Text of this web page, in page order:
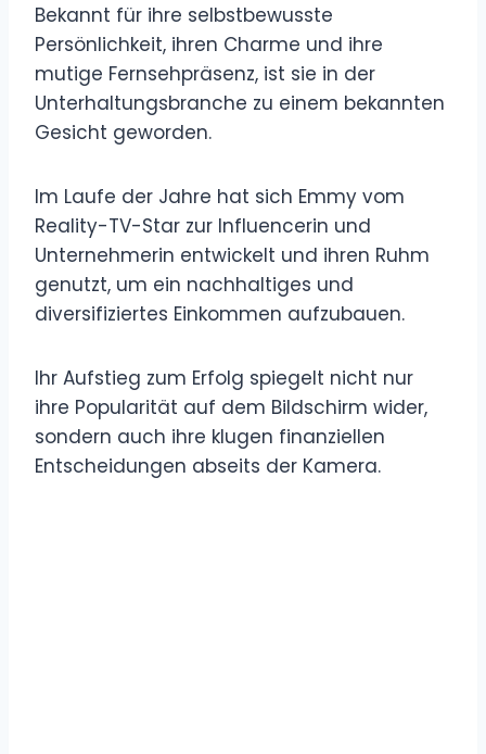
Bekannt für ihre selbstbewusste
Persönlichkeit, ihren Charme und ihre
mutige Fernsehpräsenz, ist sie in der
Unterhaltungsbranche zu einem bekannten
Gesicht geworden.
Im Laufe der Jahre hat sich Emmy vom
Reality-TV-Star zur Influencerin und
Unternehmerin entwickelt und ihren Ruhm
genutzt, um ein nachhaltiges und
diversifiziertes Einkommen aufzubauen.
Ihr Aufstieg zum Erfolg spiegelt nicht nur
ihre Popularität auf dem Bildschirm wider,
sondern auch ihre klugen finanziellen
Entscheidungen abseits der Kamera.